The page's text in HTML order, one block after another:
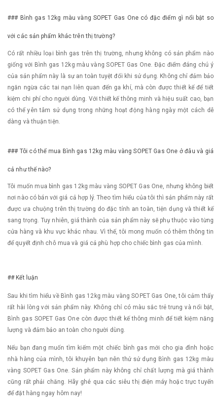
### Bình gas 12kg màu vàng SOPET Gas One có đặc điểm gì nổi bật so
với các sản phẩm khác trên thị trường?
Có rất nhiều loại bình gas trên thị trường, nhưng không có sản phẩm nào
giống với Bình gas 12kg màu vàng SOPET Gas One. Đặc điểm đáng chú ý
của sản phẩm này là sự an toàn tuyệt đối khi sử dụng. Không chỉ đảm bảo
ngăn ngừa các tai nạn liên quan đến ga khí, mà còn được thiết kế để tiết
kiệm chi phí cho người dùng. Với thiết kế thông minh và hiệu suất cao, bạn
có thể yên tâm sử dụng trong những hoạt động hàng ngày một cách dễ
dàng và thuận tiện.
### Tôi có thể mua Bình gas 12kg màu vàng SOPET Gas One ở đâu và giá
cả như thế nào?
Tôi muốn mua bình gas 12kg màu vàng SOPET Gas One, nhưng không biết
nơi nào có bán với giá cả hợp lý. Theo tìm hiểu của tôi thì sản phẩm này rất
được ưa chuộng trên thị trường do đặc tính an toàn, tiện dụng và thiết kế
sang trọng. Tuy nhiên, giá thành của sản phẩm này sẽ phụ thuộc vào từng
cửa hàng và khu vực khác nhau. Vì thế, tôi mong muốn có thêm thông tin
để quyết định chỗ mua và giá cả phù hợp cho chiếc bình gas của mình.
## Kết luận
Sau khi tìm hiểu về Bình gas 12kg màu vàng SOPET Gas One, tôi cảm thấy
rất hài lòng với sản phẩm này. Không chỉ có màu sắc trẻ trung và nổi bật,
Bình gas SOPET Gas One còn được thiết kế thông minh để tiết kiệm năng
lượng và đảm bảo an toàn cho người dùng.
Nếu bạn đang muốn tìm kiếm một chiếc bình gas mới cho gia đình hoặc
nhà hàng của mình, tôi khuyên bạn nên thử sử dụng Bình gas 12kg màu
vàng SOPET Gas One. Sản phẩm này không chỉ chất lượng mà giá thành
cũng rất phải chăng. Hãy ghé qua các siêu thị điện máy hoặc trực tuyến
để đặt hàng ngay hôm nay!